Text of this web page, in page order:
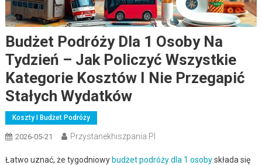
Budżet Podróży Dla 1 Osoby Na
Tydzień – Jak Policzyć Wszystkie
Kategorie Kosztów I Nie Przegapić
Stałych Wydatków
Koszty I Budżet Podróży
2026-05-21 Przystanekhiszpania.pl
Łatwo uznać, że tygodniowybudżet podróży dla 1 osobyskłada się